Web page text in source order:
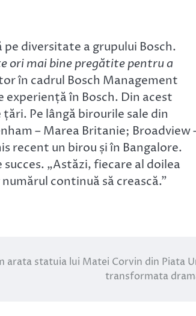
diversitate a grupului Bosch.
ori mai bine pregătite pentru a
în cadrul Bosch Management
în Bosch. Din acest
Pe lângă birourile sale din
– Marea Britanie; Broadview
recent un birou și în Bangalore.
„Astăzi, fiecare al doilea
continuă să crească.”
arata statuia lui Matei Corvin din Piata
transformata